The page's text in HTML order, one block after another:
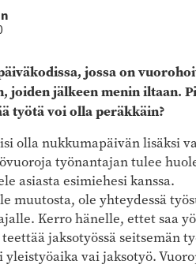
jossa on
joiden jälkeen menin iltaan.
työtä voi olla peräkkäin?
olla nukkumapäivän lisäksi
työnantajan tulee
asiasta esimiehesi kanssa.
muutosta, ole yhteydessä
Kerro hänelle, ettet saa
jaksotyössä seitsemän
vai jaksotyö.